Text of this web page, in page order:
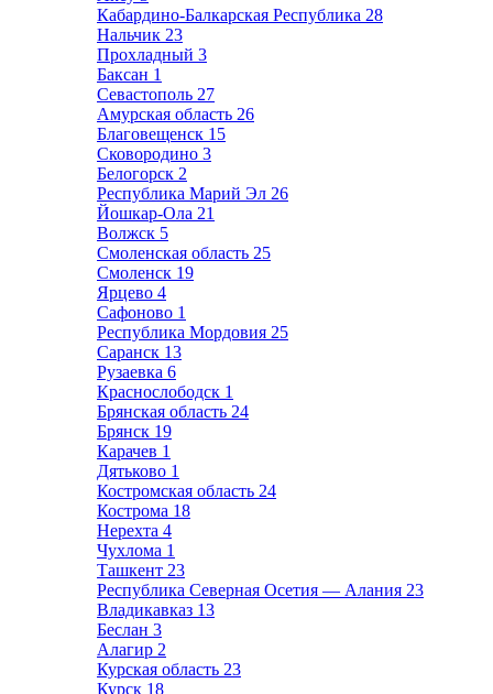
Кабардино-Балкарская Республика 28
Нальчик 23
Прохладный 3
Баксан 1
Севастополь 27
Амурская область 26
Благовещенск 15
Сковородино 3
Белогорск 2
Республика Марий Эл 26
Йошкар-Ола 21
Волжск 5
Смоленская область 25
Смоленск 19
Ярцево 4
Сафоново 1
Республика Мордовия 25
Саранск 13
Рузаевка 6
Краснослободск 1
Брянская область 24
Брянск 19
Карачев 1
Дятьково 1
Костромская область 24
Кострома 18
Нерехта 4
Чухлома 1
Ташкент 23
Республика Северная Осетия — Алания 23
Владикавказ 13
Беслан 3
Алагир 2
Курская область 23
Курск 18